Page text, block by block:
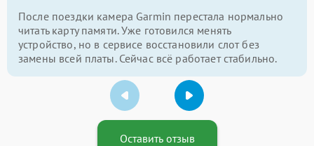
После поездки камера Garmin перестала нормально
читать карту памяти. Уже готовился менять
устройство, но в сервисе восстановили слот без
замены всей платы. Сейчас всё работает стабильно.
Оставить отзыв